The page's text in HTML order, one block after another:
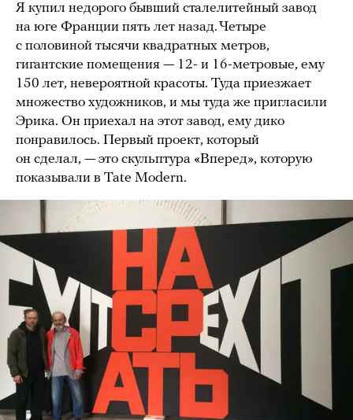
Я купил недорого бывший сталелитейный завод
на юге Франции пять лет назад. Четыре
с половиной тысячи квадратных метров,
гигантские помещения — 12- и 16-метровые, ему
150 лет, невероятной красоты. Туда приезжает
множество художников, и мы туда же пригласили
Эрика. Он приехал на этот завод, ему дико
понравилось. Первый проект, который
он сделал, — это скульптура «Вперед», которую
показывали в Tate Modern.